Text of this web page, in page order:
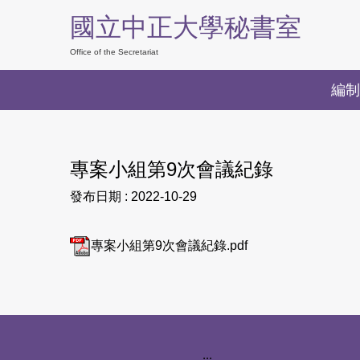
要
容
國立中正大學秘書室
Office of the Secretariat
編制
專案小組第9次會議紀錄
發布日期 : 2022-10-29
專案小組第9次會議紀錄.pdf